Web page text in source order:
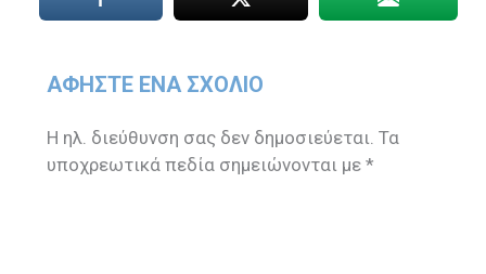
ΑΦΉΣΤΕ ΈΝΑ ΣΧΌΛΙΟ
Η ηλ. διεύθυνση σας δεν δημοσιεύεται. Τα
υποχρεωτικά πεδία σημειώνονται με*